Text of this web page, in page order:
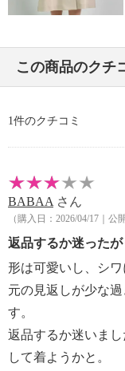
この商品のクチ
1件のクチコミ
BABAA さん
（購入日：2026/04/17｜公
返品するか迷った
形は可愛いし、シ
元の見返しが少な
す。
返品するか迷いま
して着ようかと。